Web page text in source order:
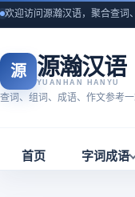
欢迎访问源瀚汉语，聚合查词
源 源瀚汉语
YUANHAN HANYU
查词、组词、成语、作文参考
首页 字词成语